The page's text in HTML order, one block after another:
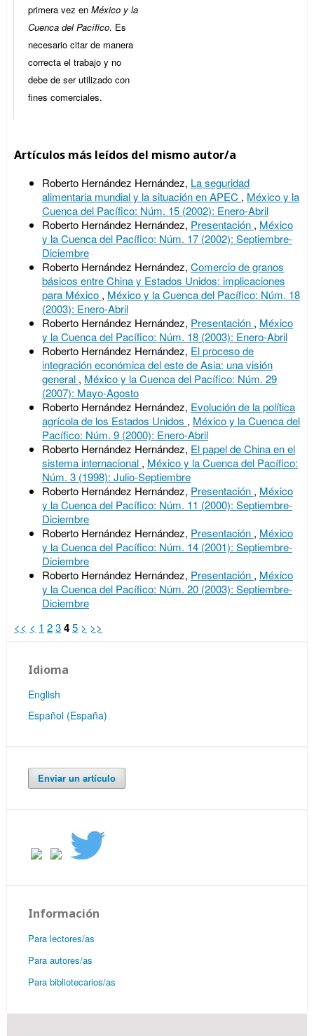
primera vez en México y la
Cuenca del Pacífico. Es
necesario citar de manera
correcta el trabajo y no
debe de ser utilizado con
fines comerciales.
Artículos más leídos del mismo autor/a
Roberto Hernández Hernández, La seguridad
alimentaria mundial y la situación en APEC , México y la
Cuenca del Pacífico: Núm. 15 (2002): Enero-Abril
Roberto Hernández Hernández, Presentación , México
y la Cuenca del Pacífico: Núm. 17 (2002): Septiembre-
Diciembre
Roberto Hernández Hernández, Comercio de granos
básicos entre China y Estados Unidos: implicaciones
para México , México y la Cuenca del Pacífico: Núm. 18
(2003): Enero-Abril
Roberto Hernández Hernández, Presentación , México
y la Cuenca del Pacífico: Núm. 18 (2003): Enero-Abril
Roberto Hernández Hernández, El proceso de
integración económica del este de Asia: una visión
general , México y la Cuenca del Pacífico: Núm. 29
(2007): Mayo-Agosto
Roberto Hernández Hernández, Evolución de la política
agrícola de los Estados Unidos , México y la Cuenca del
Pacífico: Núm. 9 (2000): Enero-Abril
Roberto Hernández Hernández, El papel de China en el
sistema internacional , México y la Cuenca del Pacífico:
Núm. 3 (1998): Julio-Septiembre
Roberto Hernández Hernández, Presentación , México
y la Cuenca del Pacífico: Núm. 11 (2000): Septiembre-
Diciembre
Roberto Hernández Hernández, Presentación , México
y la Cuenca del Pacífico: Núm. 14 (2001): Septiembre-
Diciembre
Roberto Hernández Hernández, Presentación , México
y la Cuenca del Pacífico: Núm. 20 (2003): Septiembre-
Diciembre
<< < 1 2345 > >>
Idioma
English
Español (España)
Enviar un artículo
Información
Para lectores/as
Para autores/as
Para bibliotecarios/as